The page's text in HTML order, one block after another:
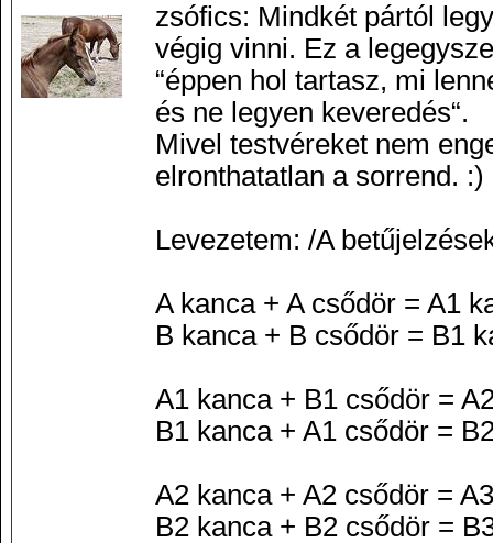
zsófics: Mindkét pártól
végig vinni. Ez a
“éppen hol tartasz, mi
és ne legyen keveredés“.
Mivel testvéreket nem
elronthatatlan a sorrend. :)
Levezetem: /A
A kanca + A csődör = A1
B kanca + B csődör = B1
A1 kanca + B1 csődör =
B1 kanca + A1 csődör =
A2 kanca + A2 csődör =
B2 kanca + B2 csődör =